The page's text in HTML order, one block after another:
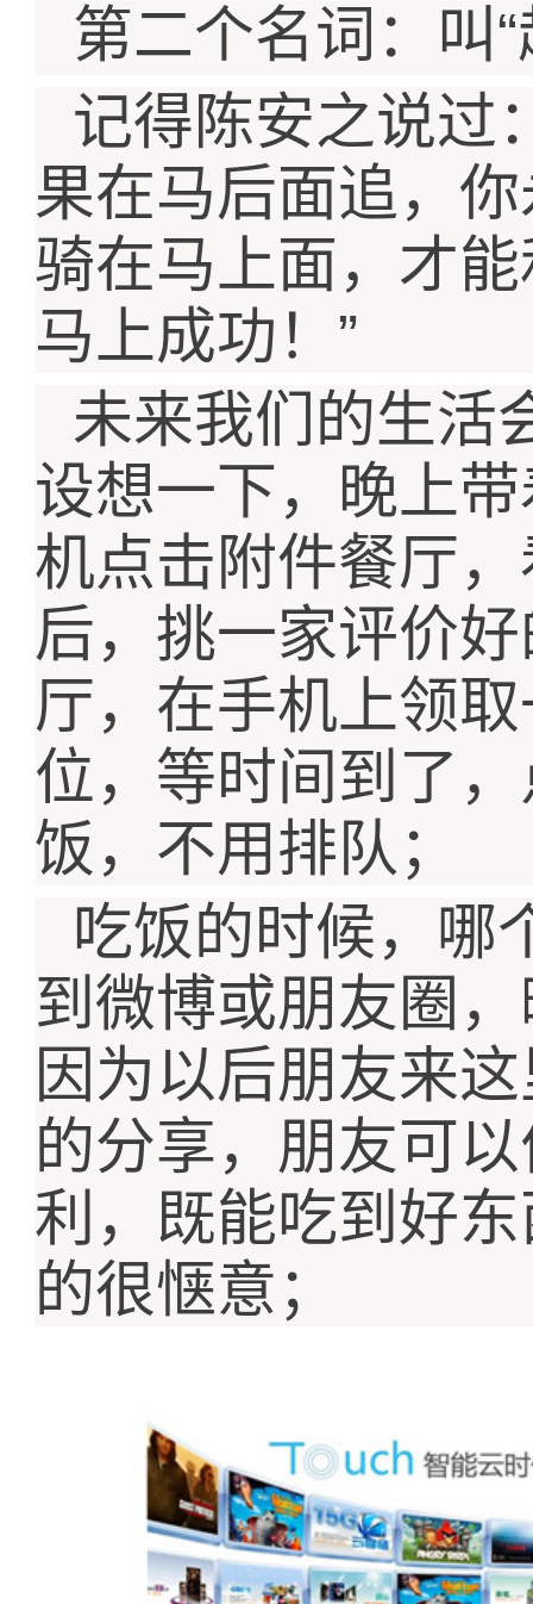
第二个名词：叫“
记得陈安之说过
果在马后面追，
骑在马上面，才
马上成功！ ”
未来我们的生活
设想一下，晚上
机点击附件餐厅
后，挑一家评价
厅，在手机上领
位，等时间到了
饭，不用排队；
吃饭的时候，哪
到微博或朋友圈
因为以后朋友来
的分享，朋友可
利，既能吃到好
的很惬意；